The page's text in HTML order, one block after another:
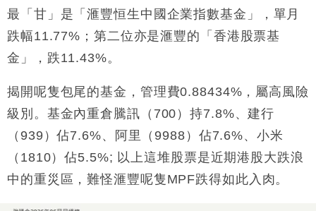
粦接任
15:11
財經｜韓股反覆波動收跌 連挫7周創逾3年最長跌勢
差達1125億美元
12:44
財經｜日本春季三度入市撐日圓 4月單日斥6.28萬億
日圓干預創新高
11:12
國際｜特朗普料美伊戰事快結束 承認部分彈藥庫存緊
張
15:59
財經｜SA售股自救後再出手 斥4億美元押注未上市公
最「甘」是「滙豐恒生中國企業指數基金」，單月
跌幅11.77%；第二位亦是滙豐的「香港股票基
金」，跌11.43%。
揭開呢隻包尾的基金，管理費0.88434%，屬高風險
級別。基金內重倉騰訊（700）持7.8%、建行
（939）佔7.6%、阿里（9988）佔7.6%、小米
（1810）佔5.5%; 以上這堆股票是近期港股大跌浪
中的重災區，難怪滙豐呢隻MPF跌得如此入肉。